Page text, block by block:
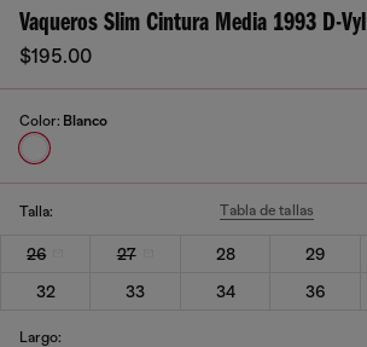
Vaqueros Slim Cintura Media 1993 D-Vyl
$195.00
Color: Blanco
Talla: Tabla de tallas
26 27 28 29
32
33 34 36
Largo: